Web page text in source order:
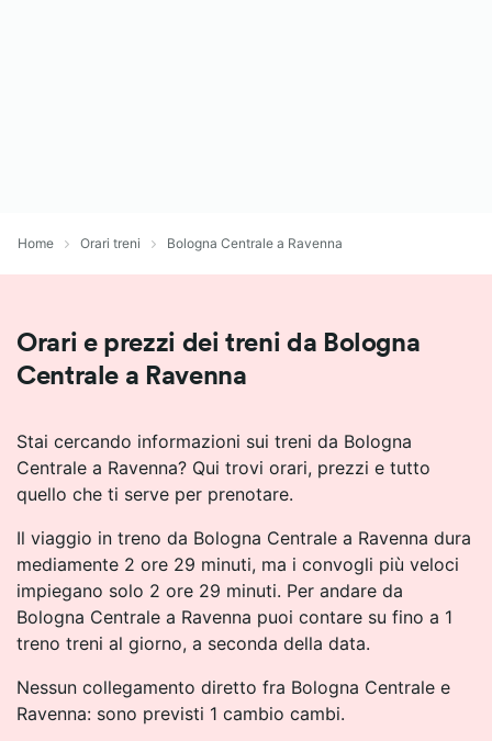
Home Orari treni Bologna Centrale a Ravenna
Orari e prezzi dei treni da Bologna
Centrale a Ravenna
Stai cercando informazioni sui treni da Bologna
Centrale a Ravenna? Qui trovi orari, prezzi e tutto
quello che ti serve per prenotare.
Il viaggio in treno da Bologna Centrale a Ravenna dura
mediamente 2 ore 29 minuti, ma i convogli più veloci
impiegano solo 2 ore 29 minuti. Per andare da
Bologna Centrale a Ravenna puoi contare su fino a 1
treno treni al giorno, a seconda della data.
Nessun collegamento diretto fra Bologna Centrale e
Ravenna: sono previsti 1 cambio cambi.